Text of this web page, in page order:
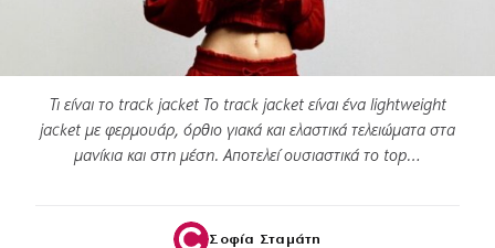
Τι είναι το track jacket Το track jacket είναι ένα lightweight
jacket με φερμουάρ, όρθιο γιακά και ελαστικά τελειώματα στα
μανίκια και στη μέση. Αποτελεί ουσιαστικά το top…
Σοφία Σταμάτη